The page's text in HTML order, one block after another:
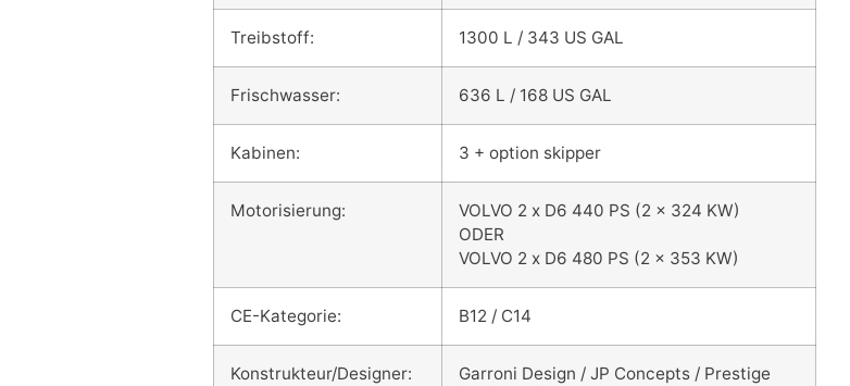
Treibstoff: 1300 L / 343 US GAL
Frischwasser: 636 L / 168 US GAL
Kabinen: 3 + option skipper
Motorisierung:
VOLVO 2 x D6 440 PS (2 x 324 KW)
ODER
VOLVO 2 x D6 480 PS (2 x 353 KW)
CE-Kategorie: B12 / C14
Konstrukteur/Designer:
Garroni Design / JP Concepts / Prestige